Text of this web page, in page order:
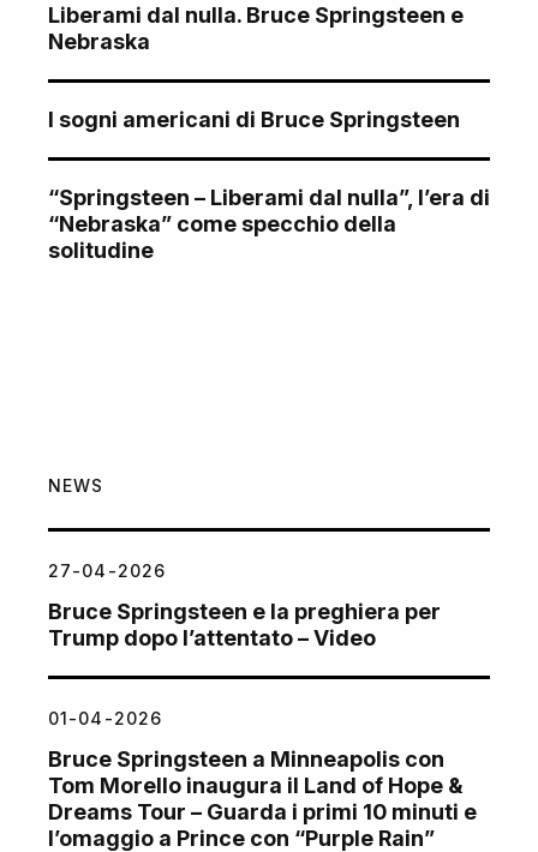
Liberami dal nulla. Bruce Springsteen e
Nebraska
I sogni americani di Bruce Springsteen
“Springsteen – Liberami dal nulla”, l’era di
“Nebraska” come specchio della
solitudine
NEWS
27-04-2026
Bruce Springsteen e la preghiera per
Trump dopo l’attentato – Video
01-04-2026
Bruce Springsteen a Minneapolis con
Tom Morello inaugura il Land of Hope &
Dreams Tour – Guarda i primi 10 minuti e
l’omaggio a Prince con “Purple Rain”